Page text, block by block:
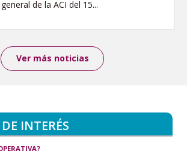
de la ACI del 15...
Ver más noticias
INTERÉS